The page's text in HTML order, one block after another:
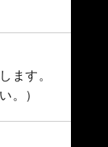
ます。
。）